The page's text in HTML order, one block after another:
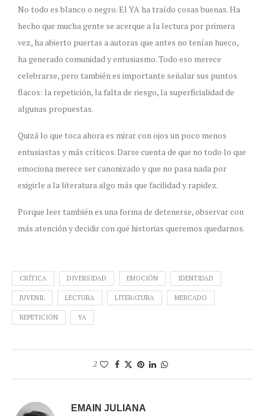
No todo es blanco o negro. El YA ha traído cosas buenas. Ha
hecho que mucha gente se acerque a la lectura por primera
vez, ha abierto puertas a autoras que antes no tenían hueco,
ha generado comunidad y entusiasmo. Todo eso merece
celebrarse, pero también es importante señalar sus puntos
flacos: la repetición, la falta de riesgo, la superficialidad de
algunas propuestas.
Quizá lo que toca ahora es mirar con ojos un poco menos
entusiastas y más críticos. Darse cuenta de que no todo lo que
emociona merece ser canonizado y que no pasa nada por
exigirle a la literatura algo más que facilidad y rapidez.
Porque leer también es una forma de detenerse, observar con
más atención y decidir con qué historias queremos quedarnos.
CRÍTICA DIVERSIDAD EMOCIÓN IDENTIDAD
JUVENIL LECTURA LITERATURA MERCADO
REPETICIÓN YA
2
EMAIN JULIANA